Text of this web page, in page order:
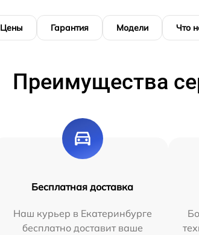
Цены Гарантия Модели Что
Преимущества
Бесплатная доставка
Наш курьер в Екатеринбурге
бесплатно доставит ваше